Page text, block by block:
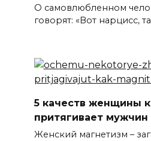
О самовлюбленном
говорят: «Вот нарцисс,
5 качеств женщины
притягивает мужчин
Женский магнетизм –